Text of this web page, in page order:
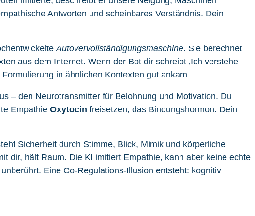
Antworten und scheinbares Verständnis. Dein
Autovervollständigungsmaschine. Sie berechnet
aus dem Internet. Wenn der Bot dir schreibt ‚Ich verstehe
in ähnlichen Kontexten gut ankam.
– den Neurotransmitter für Belohnung und Motivation. Du
Empathie Oxytocin freisetzen, das Bindungshormon. Dein
Sicherheit durch Stimme, Blick, Mimik und körperliche
dir, hält Raum. Die KI imitiert Empathie, kann aber keine echte
Eine Co-Regulations-Illusion entsteht: kognitiv